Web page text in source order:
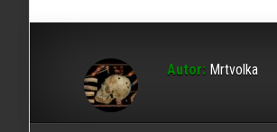
Autor: Mrtvolka